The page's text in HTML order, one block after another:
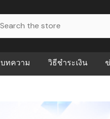
บทความ
บริหารคลังสินค้าที่ช่วยลด
วิธีชำระเงิน